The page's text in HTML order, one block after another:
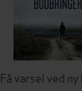
Få varsel ved